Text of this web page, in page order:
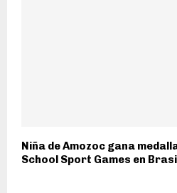
Niña de Amozoc gana
School Sport Games en